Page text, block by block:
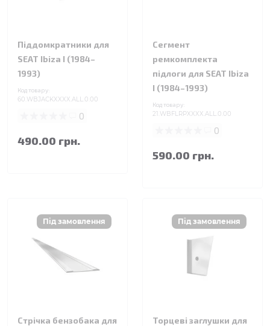
Піддомкратники для
SEAT Ibiza I (1984–
1993)
Код товару:
60.WBJACKXXXX.ALL.0.00
0
490.00 грн.
Сегмент
ремкомплекта
підлоги для SEAT Ibiza
I (1984–1993)
Код товару:
21.WBFLRPXXXX.ALL.0.00
0
590.00 грн.
Стрічка бензобака для
Торцеві заглушки для